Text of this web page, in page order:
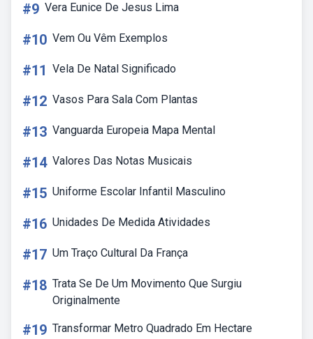
#9 Vera Eunice De Jesus Lima
#10 Vem Ou Vêm Exemplos
#11 Vela De Natal Significado
#12 Vasos Para Sala Com Plantas
#13 Vanguarda Europeia Mapa Mental
#14 Valores Das Notas Musicais
#15 Uniforme Escolar Infantil Masculino
#16 Unidades De Medida Atividades
#17 Um Traço Cultural Da França
#18 Trata Se De Um Movimento Que Surgiu
Originalmente
#19 Transformar Metro Quadrado Em Hectare